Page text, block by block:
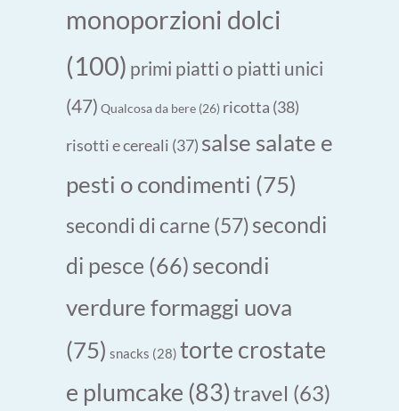
monoporzioni dolci
(100) primi piatti o piatti unici
(47) Qualcosa da bere (26) ricotta (38)
risotti e cereali (37) salse salate e
pesti o condimenti (75)
secondi di carne (57)secondi
di pesce (66) secondi
verdure formaggi uova
(75) snacks (28) torte crostate
e plumcake (83)travel (63)